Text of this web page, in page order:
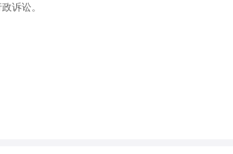
诉讼。